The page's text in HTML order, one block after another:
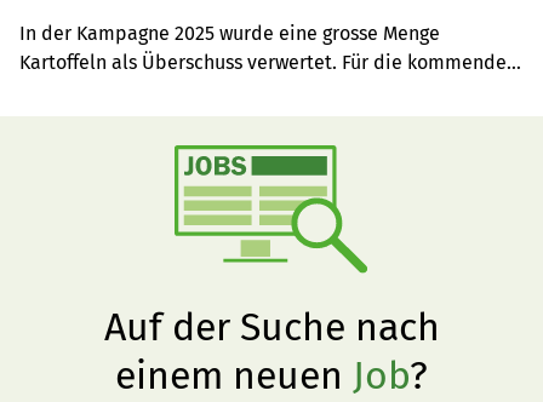
In der Kampagne 2025 wurde eine grosse Menge
Kartoffeln als Überschuss verwertet. Für die kommenden
auch, was den Klimawandel angeht.
Auf der Suche nach
einem neuen Job?